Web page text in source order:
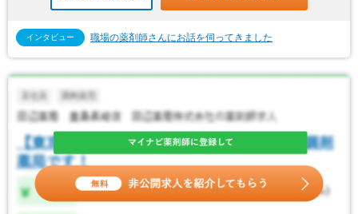
インタビュー 職場の薬剤師さんにお話を伺ってきました